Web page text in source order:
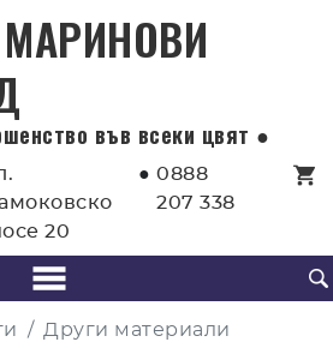
във всеки цвят ●
20
●0888
207 338
Други материали